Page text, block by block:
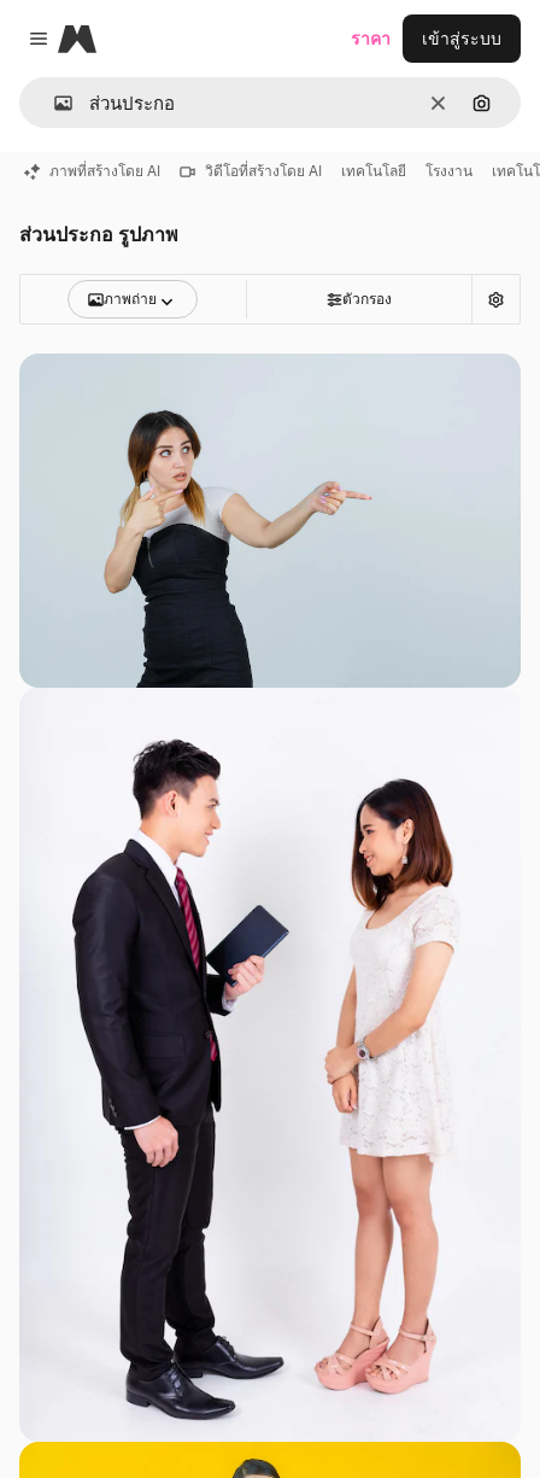
Close menu
Magnific
ชัดเจนค้นหา
ราคา เข้าสู่ระบบ
ภาพที่สร้างโดย AI วิดีโอที่สร้างโดย AI เทคโนโลยี โรงงาน เทคโน
ส่วนประกอ รูปภาพ
ภาพถ่าย ตัวกรอง